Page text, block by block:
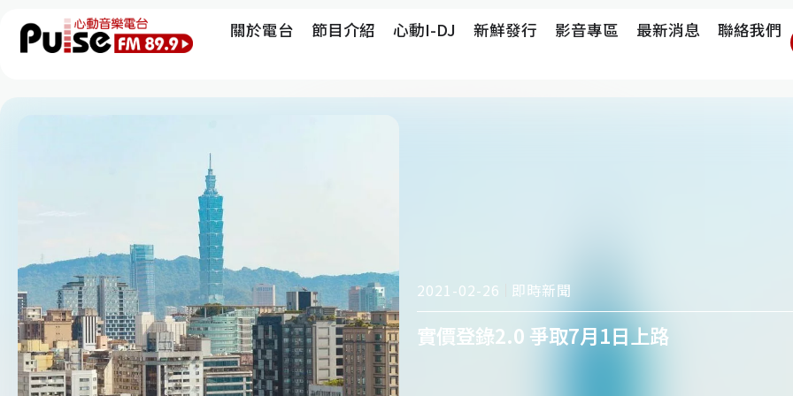
關於電台 節目介紹 心動i-DJ 新鮮發行 影音專區 最新消息 聯絡我們
2021-02-26 即時新聞
實價登錄2.0 爭取7月1日上路